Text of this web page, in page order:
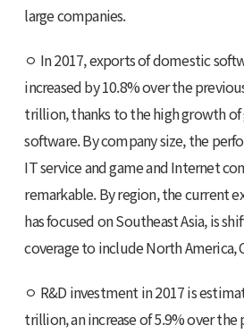
large companies.
ㅇ In 2017, exports of domestic
increased by 10.8% over the
trillion, thanks to the high growth
software. By company size, the
IT service and game and Internet
remarkable. By region, the current
has focused on Southeast Asia, is
coverage to include North America,
ㅇ R&D investment in 2017 is
trillion, an increase of 5.9% over the